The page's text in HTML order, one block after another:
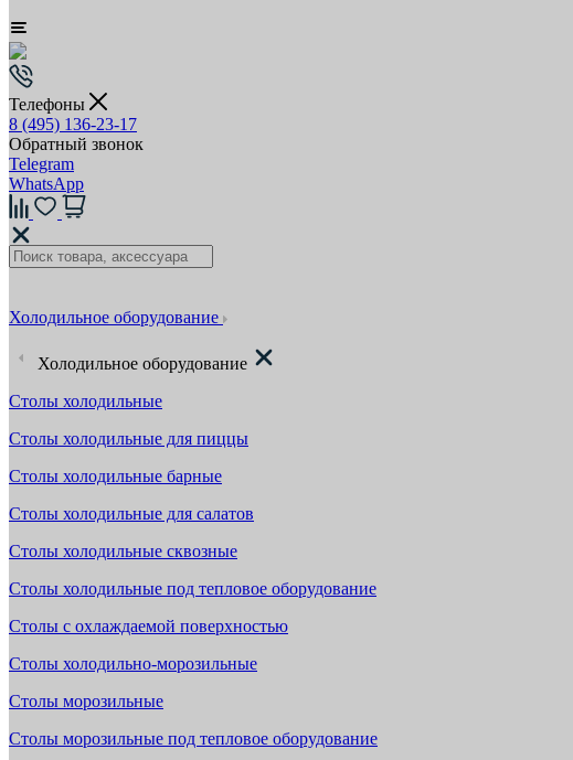
Телефоны
8 (495) 136-23-17
Обратный звонок
Telegram
WhatsApp
Холодильное оборудование
Холодильное оборудование
Столы холодильные
Столы холодильные для пиццы
Столы холодильные барные
Столы холодильные для салатов
Столы холодильные сквозные
Столы холодильные под тепловое оборудование
Столы с охлаждаемой поверхностью
Столы холодильно-морозильные
Столы морозильные
Столы морозильные под тепловое оборудование